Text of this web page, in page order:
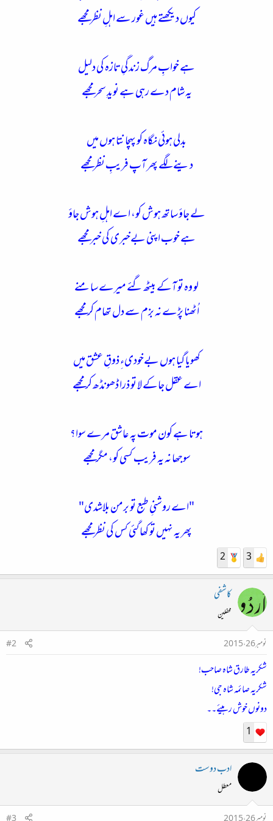
کیوں دیکھتے ہیں غور سے اہلِ نظر مجھے
ہے خوابِ مرگ زندگیِ تازہ کی دلیل
یہ شام دے رہی ہے نویدِ سحر مجھے
بدلی ہوئی نگاہ کو پہچانتا ہوں میں
دینے لگے پھر آپ فریبِ نظر مجھے
لے جاؤ ساتھ ہوش کو، اے اہلِ ہوش جاؤ
ہے خوب اپنی بےخبری کی خبر مجھے
لو وہ تو آکے بیٹھ گئے میرے سامنے
اُٹھنا پڑے نہ بزم سے دل تھام کر مجھے
کھویا گیا ہوں بےخودیءِ ذوقِ عشق میں
اے عقل جاکے لا تو ذرا ڈھونڈھ کر مجھے
ہوتا ہے کون موت پہ عاشق مرے سوا؟
سوجھا نہ یہ فریب کسی کو، مگر مجھے
"اے روشنیِ طبع تو برمن بلاشدی"
پھر یہ نہیں تو کھاگئی کس کی نظر مجھے
3
2
کاشفی
محفلین
نومبر 26، 2015
#2
شکریہ طارق شاہ صاحب!
شکریہ صائمہ شاہ جی!
دونوں خوش رہیئے۔۔
1
ادب دوست
معطل